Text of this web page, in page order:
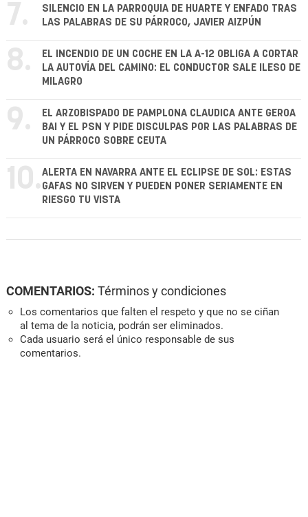
7.
SILENCIO EN LA PARROQUIA DE HUARTE Y ENFADO TRAS
LAS PALABRAS DE SU PÁRROCO, JAVIER AIZPÚN
8.
EL INCENDIO DE UN COCHE EN LA A-12 OBLIGA A CORTAR
LA AUTOVÍA DEL CAMINO: EL CONDUCTOR SALE ILESO DE
MILAGRO
9.
EL ARZOBISPADO DE PAMPLONA CLAUDICA ANTE GEROA
BAI Y EL PSN Y PIDE DISCULPAS POR LAS PALABRAS DE
UN PÁRROCO SOBRE CEUTA
10.ALERTA EN NAVARRA ANTE EL ECLIPSE DE SOL: ESTAS
GAFAS NO SIRVEN Y PUEDEN PONER SERIAMENTE EN
RIESGO TU VISTA
COMENTARIOS: Términos y condiciones
Los comentarios que falten el respeto y que no se ciñan
al tema de la noticia, podrán ser eliminados.
Cada usuario será el único responsable de sus
comentarios.